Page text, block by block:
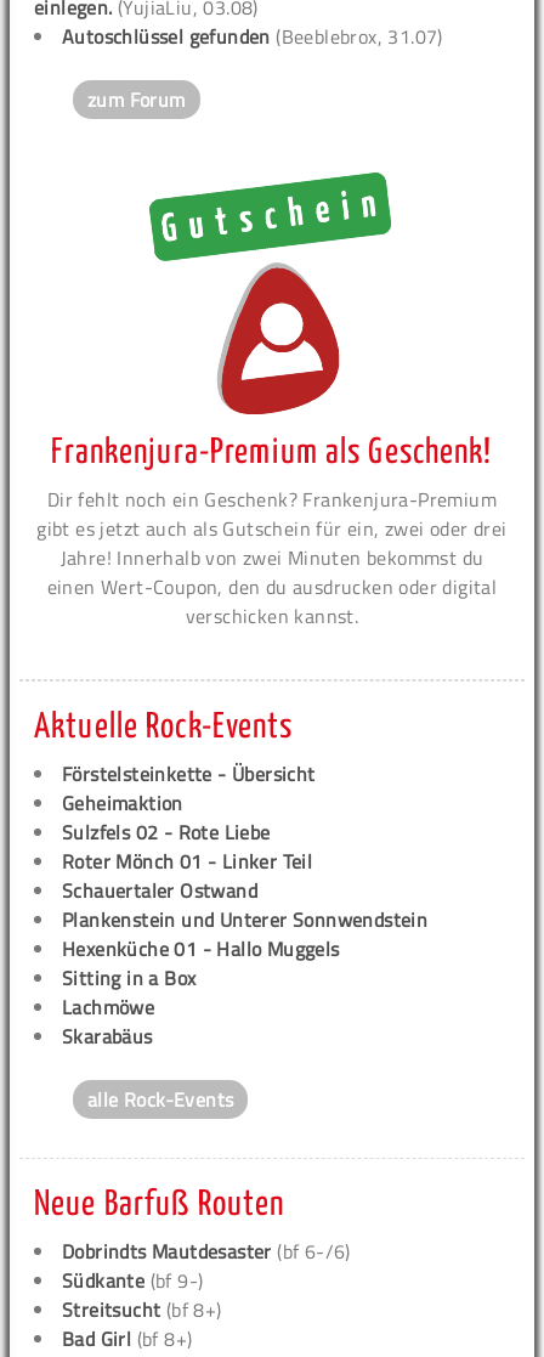
einlegen. (YujiaLiu, 03.08)
Autoschlüssel gefunden (Beeblebrox, 31.07)
zum Forum
Frankenjura-Premium als Geschenk!
Dir fehlt noch ein Geschenk? Frankenjura-Premium
gibt es jetzt auch als Gutschein für ein, zwei oder drei
Jahre! Innerhalb von zwei Minuten bekommst du
einen Wert-Coupon, den du ausdrucken oder digital
verschicken kannst.
Aktuelle Rock-Events
Förstelsteinkette - Übersicht
Geheimaktion
Sulzfels 02 - Rote Liebe
Roter Mönch 01 - Linker Teil
Schauertaler Ostwand
Plankenstein und Unterer Sonnwendstein
Hexenküche 01 - Hallo Muggels
Sitting in a Box
Lachmöwe
Skarabäus
alle Rock-Events
Neue Barfuß Routen
Dobrindts Mautdesaster (bf 6-/6)
Südkante (bf 9-)
Streitsucht (bf 8+)
Bad Girl (bf 8+)